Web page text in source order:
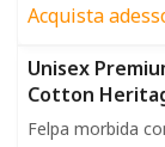
Acquista
Unisex
Cotton
Felpa morbida